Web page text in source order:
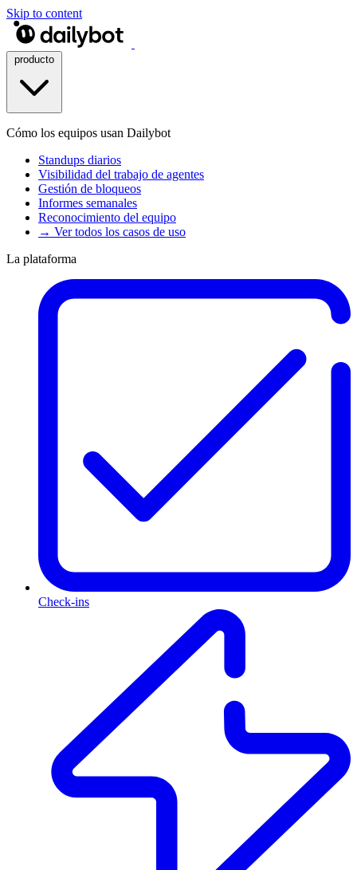
Skip to content
Cómo los equipos usan Dailybot
Standups diarios
Visibilidad del trabajo de agentes
Gestión de bloqueos
Informes semanales
Reconocimiento del equipo
→ Ver todos los casos de uso
La plataforma
Check-ins